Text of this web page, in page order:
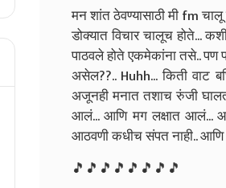
मन शांत ठेवण्यासाठी मी fm
डोक्यात विचार चालूच
पाठवले होते एकमेकांना तसे.. पण
असेल??.. Huhh... किती वाट
अजूनही मनात तशाच रुंजी
आलं... आणि मग लक्षात आलं...
आठवणी कधीच संपत नाही.. आणि
🎵🎵🎵🎵🎵🎵🎵🎵